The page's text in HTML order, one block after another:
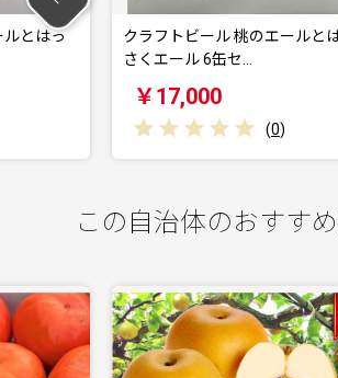
ルとはっ
クラフトビール 桃のエールと
さくエール 6缶セ…
￥17,000
(0)
この自治体のおすす